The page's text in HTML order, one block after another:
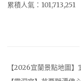
累積人氣：101,713,251
【2026宜蘭景點地圖